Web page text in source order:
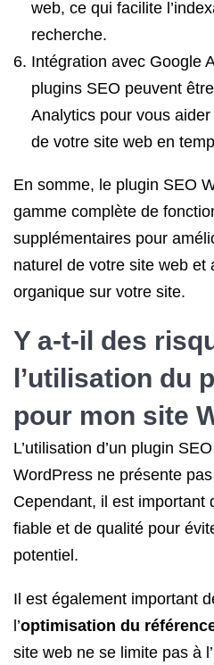
web, ce qui facilite
recherche.
Intégration avec Google
plugins SEO peuvent
Analytics pour vous
de votre site web en
En somme, le plugin SEO
gamme complète de
supplémentaires pour
naturel de votre site web et
organique sur votre site.
Y a-t-il des
l’utilisation du
pour mon site
L’utilisation d’un plugin
WordPress ne présente
Cependant, il est important
fiable et de qualité pour
potentiel.
Il est également important
l’optimisation du
site web ne se limite pas à